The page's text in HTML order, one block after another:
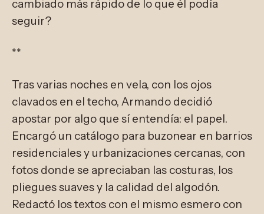
cambiado más rápido de lo que él podía
seguir?
**
Tras varias noches en vela, con los ojos
clavados en el techo, Armando decidió
apostar por algo que sí entendía: el papel.
Encargó un catálogo para buzonear en barrios
residenciales y urbanizaciones cercanas, con
fotos donde se apreciaban las costuras, los
pliegues suaves y la calidad del algodón.
Redactó los textos con el mismo esmero con